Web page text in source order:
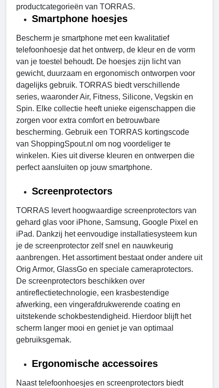
productcategorieën van TORRAS.
Smartphone hoesjes
Bescherm je smartphone met een kwalitatief
telefoonhoesje dat het ontwerp, de kleur en de vorm
van je toestel behoudt. De hoesjes zijn licht van
gewicht, duurzaam en ergonomisch ontworpen voor
dagelijks gebruik. TORRAS biedt verschillende
series, waaronder Air, Fitness, Silicone, Vegskin en
Spin. Elke collectie heeft unieke eigenschappen die
zorgen voor extra comfort en betrouwbare
bescherming. Gebruik een TORRAS kortingscode
van ShoppingSpout.nl om nog voordeliger te
winkelen. Kies uit diverse kleuren en ontwerpen die
perfect aansluiten op jouw smartphone.
Screenprotectors
TORRAS levert hoogwaardige screenprotectors van
gehard glas voor iPhone, Samsung, Google Pixel en
iPad. Dankzij het eenvoudige installatiesysteem kun
je de screenprotector zelf snel en nauwkeurig
aanbrengen. Het assortiment bestaat onder andere uit
Orig Armor, GlassGo en speciale cameraprotectors.
De screenprotectors beschikken over
antireflectietechnologie, een krasbestendige
afwerking, een vingerafdrukwerende coating en
uitstekende schokbestendigheid. Hierdoor blijft het
scherm langer mooi en geniet je van optimaal
gebruiksgemak.
Ergonomische accessoires
Naast telefoonhoesjes en screenprotectors biedt